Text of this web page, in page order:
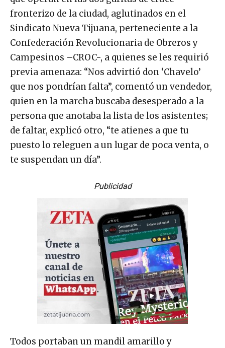
fronterizo de la ciudad, aglutinados en el
Sindicato Nueva Tijuana, perteneciente a la
Confederación Revolucionaria de Obreros y
Campesinos –CROC-, a quienes se les requirió
previa amenaza: “Nos advirtió don ‘Chavelo’
que nos pondrían falta”, comentó un vendedor,
quien en la marcha buscaba desesperado a la
persona que anotaba la lista de los asistentes;
de faltar, explicó otro, “te atienes a que tu
puesto lo releguen a un lugar de poca venta, o
te suspendan un día”.
Publicidad
Todos portaban un mandil amarillo y